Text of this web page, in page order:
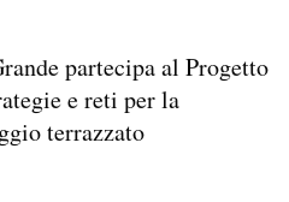
partecipa al Progetto
e reti per la
terrazzato